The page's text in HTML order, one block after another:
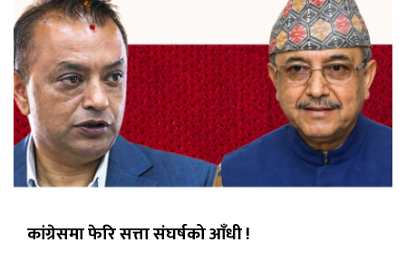
कांग्रेसमा फेरि सत्ता संघर्षको आँधी !